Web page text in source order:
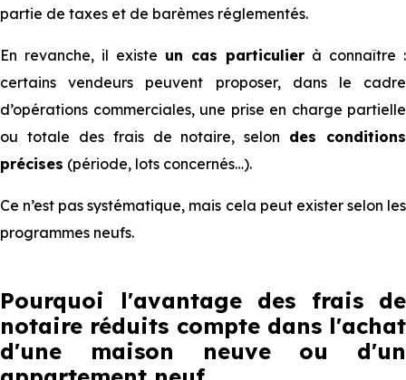
partie de taxes et de barèmes réglementés.
En revanche, il existe un cas particulier à connaître :
certains vendeurs peuvent proposer, dans le cadre
d’opérations commerciales, une prise en charge partielle
ou totale des frais de notaire, selon des conditions
précises (période, lots concernés…).
Ce n’est pas systématique, mais cela peut exister selon les
programmes neufs.
Pourquoi l'avantage des frais de
notaire réduits compte dans l'achat
d'une maison neuve ou d'un